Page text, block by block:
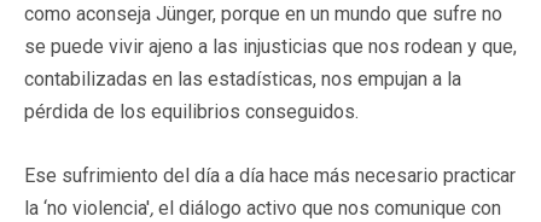
como aconseja Jünger, porque en un mundo que sufre no
se puede vivir ajeno a las injusticias que nos rodean y que,
contabilizadas en las estadísticas, nos empujan a la
pérdida de los equilibrios conseguidos.
Ese sufrimiento del día a día hace más necesario practicar
la ‘no violencia', el diálogo activo que nos comunique con